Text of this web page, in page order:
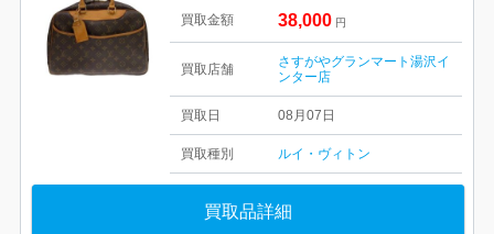
買取金額 38,000 円
買取店舗
さすがやグランマート湯沢イ
ンター店
買取日 08月07日
買取種別 ルイ・ヴィトン
買取品詳細